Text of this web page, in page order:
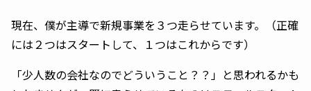
現在、僕が主導で新規事業を３つ走らせています。（正確
には２つはスタートして、１つはこれからです）
「少人数の会社なのでどういうこと？？」と思われるかも